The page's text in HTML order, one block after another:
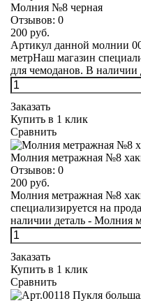
Молния №8 черная
Отзывов: 0
200 руб.
Артикул данной молнии
метрНаш магазин
для чемоданов. В наличии
Заказать
Купить в 1 клик
Сравнить
Молния метражная №8
Отзывов: 0
200 руб.
Молния метражная №8
специализируется на
наличии деталь - Молния
Заказать
Купить в 1 клик
Сравнить